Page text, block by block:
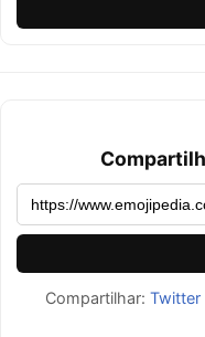
Compartilhar: Twitter